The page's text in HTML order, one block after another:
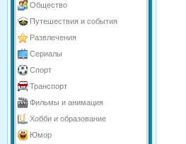
Общество
Путешествия и события
Развлечения
Сериалы
Спорт
Транспорт
Фильмы и анимация
Хобби и образование
Юмор